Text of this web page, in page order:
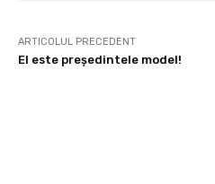
ARTICOLUL PRECEDENT
El este președintele model!